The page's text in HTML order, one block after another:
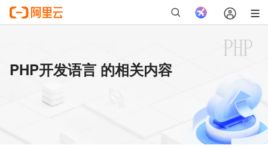
PHP开发语言 的相关内容